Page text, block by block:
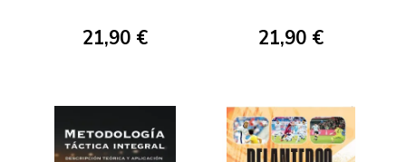
21,90 € 21,90 €